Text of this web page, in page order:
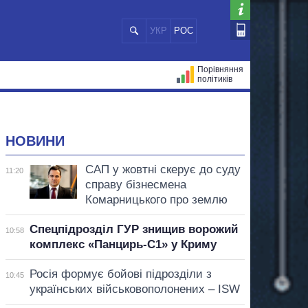
УКР РОС
Порівняння
політиків
НОВИНИ
11:20
САП у жовтні скерує до суду
справу бізнесмена
Комарницького про землю
10:58
Спецпідрозділ ГУР знищив ворожий
комплекс «Панцирь-С1» у Криму
10:45
Росія формує бойові підрозділи з
українських військовополонених – ISW